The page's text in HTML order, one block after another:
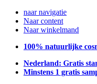
naar navigatie
Naar content
Naar winkelmand
100% natuurlijke
Nederland: Gratis
Minstens 1 gratis